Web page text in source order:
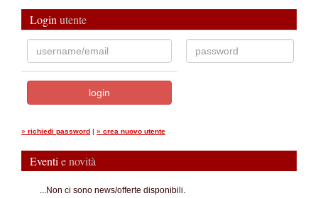
Login utente
» richiedi password | » crea nuovo utente
Eventi e novità
...Non ci sono news/offerte disponibili.